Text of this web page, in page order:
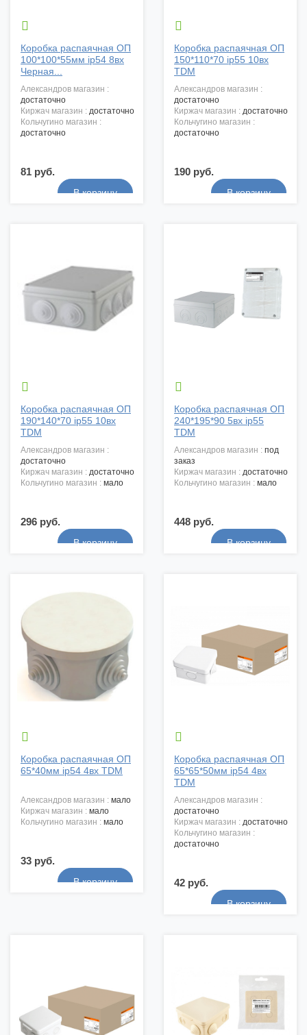

Коробка распаячная ОП
100*100*55мм ip54 8вх
Черная...
александров магазин :
достаточно
киржач магазин : достаточно
кольчугино магазин :
достаточно
81 руб.

Коробка распаячная ОП
150*110*70 ip55 10вх
TDM
александров магазин :
достаточно
киржач магазин : достаточно
кольчугино магазин :
достаточно
190 руб.

Коробка распаячная ОП
190*140*70 ip55 10вх
TDM
александров магазин :
достаточно
киржач магазин : достаточно
кольчугино магазин : мало
296 руб.

Коробка распаячная ОП
240*195*90 5вх ip55
TDM
александров магазин : под
заказ
киржач магазин : достаточно
кольчугино магазин : мало
448 руб.

Коробка распаячная ОП
65*40мм ip54 4вх TDM
александров магазин : мало
киржач магазин : мало
кольчугино магазин : мало
33 руб.

Коробка распаячная ОП
65*65*50мм ip54 4вх
TDM
александров магазин :
достаточно
киржач магазин : достаточно
кольчугино магазин :
достаточно
42 руб.